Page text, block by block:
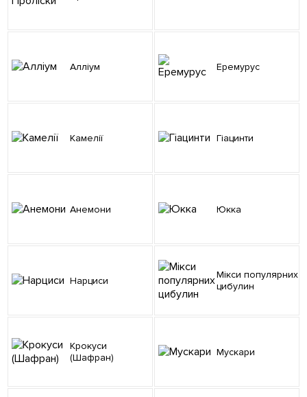
Алліум Еремурус
Камелії Гіацинти
Анемони Юкка
Нарциси
Мікси популярних
цибулин
Крокуси
(Шафран)
Мускари